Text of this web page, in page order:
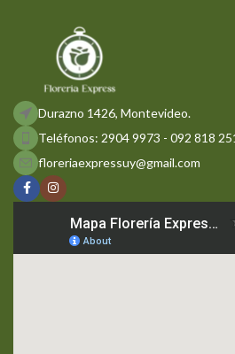
Durazno 1426, Montevideo.
Teléfonos: 2904 9973 - 092 818
floreriaexpressuy@gmail.com